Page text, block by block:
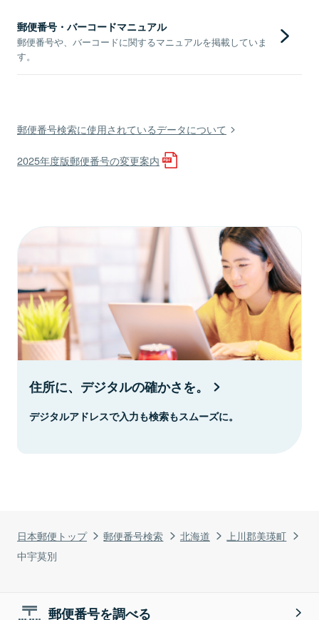
日本郵便トップ 郵便番号検索 北海道
上川郡美瑛町
中宇莫別
郵便番号・バーコードマニュアル
郵便番号や、バーコードに関するマニュアルを掲載していま
す。
郵便番号検索に使用されているデータについて
2025年度版郵便番号の変更案内
住所に、デジタルの確かさを。
デジタルアドレスで入力も検索もスムーズに。
郵便番号を調べる